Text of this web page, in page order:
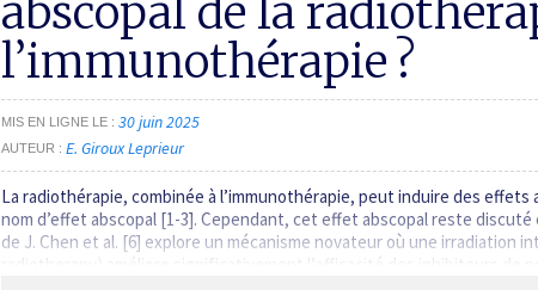
abscopal de la
l’immunothérapie ?
MIS EN LIGNE LE 30 juin 2025
AUTEUR E. Giroux Leprieur
La radiothérapie, combinée à l’immunothérapie, peut induire des
nom d’effet abscopal [1-3]. Cependant, cet effet abscopal reste discuté
de J. Chen et al. [6] explore un mécanisme novateur où une irradiation
radiotherapy) améliore significativement l’efficacité des inhibiteurs de